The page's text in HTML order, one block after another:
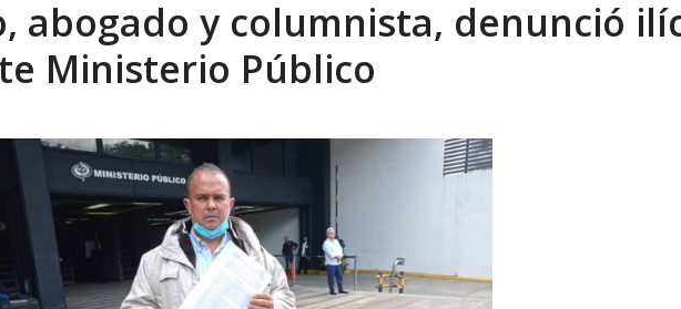
Por: Miguel Ángel León R AGOSTO 8, 2026
abogado y columnista, denunció
Ministerio Público